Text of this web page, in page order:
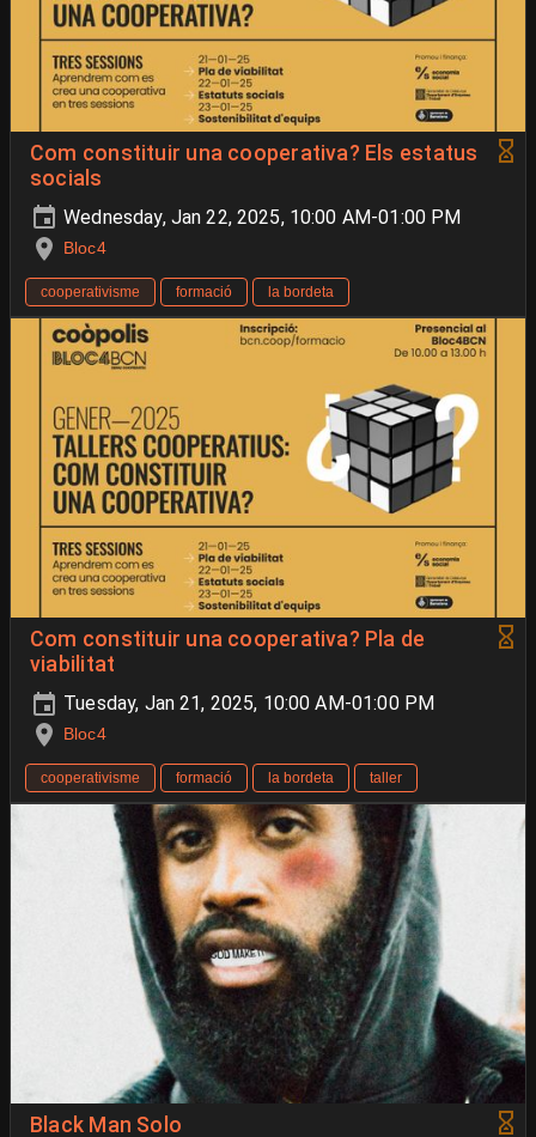
Com constituir una cooperativa? Els estatus
socials
Wednesday, Jan 22, 2025, 10:00 AM-01:00 PM
Bloc4
cooperativisme formació la bordeta
Com constituir una cooperativa? Pla de
viabilitat
Tuesday, Jan 21, 2025, 10:00 AM-01:00 PM
Bloc4
cooperativisme formació la bordeta taller
Black Man Solo